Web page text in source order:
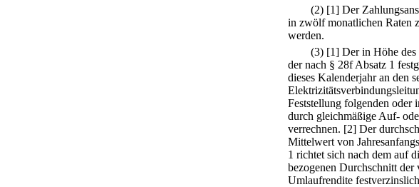
(2) [1] Der
in zwölf monatlichen Raten
werden.
(3) [1] Der in Höhe des
der nach § 28f Absatz 1
dieses Kalenderjahr an den
Feststellung folgenden oder
durch gleichmäßige Auf-
verrechnen. [2] Der
Mittelwert von
1 richtet sich nach dem auf
bezogenen Durchschnitt
Umlaufrendite